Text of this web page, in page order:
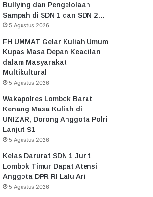
Bullying dan Pengelolaan
Sampah di SDN 1 dan SDN 2…
5 Agustus 2026
FH UMMAT Gelar Kuliah Umum,
Kupas Masa Depan Keadilan
dalam Masyarakat
Multikultural
5 Agustus 2026
Wakapolres Lombok Barat
Kenang Masa Kuliah di
UNIZAR, Dorong Anggota Polri
Lanjut S1
5 Agustus 2026
Kelas Darurat SDN 1 Jurit
Lombok Timur Dapat Atensi
Anggota DPR RI Lalu Ari
5 Agustus 2026